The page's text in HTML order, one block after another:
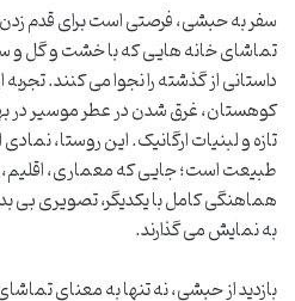
سفر به حبشی، فرصتی است برای قدم
تماشای خانه هایی که با خشت و گل و
داستانی از گذشته را نجوا می کنند.
کوهستان، غرق شدن در عطر موسیر در
تازه و لبنیات ارگانیک. این روستا،
طبیعت است؛ جایی که معماری، اقلیم،
هماهنگی کامل با یکدیگر، تصویری بی
به نمایش می گذارند.
بازدید از حبشی، نه تنها به معنای